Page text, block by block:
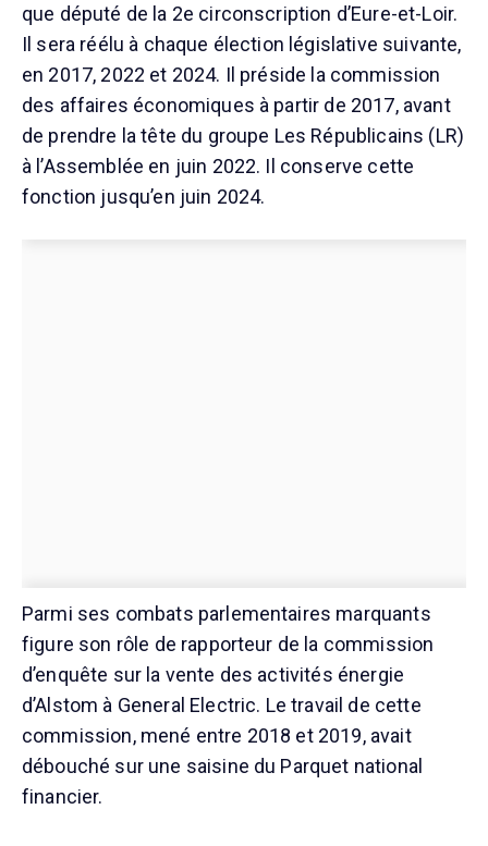
que député de la 2e circonscription d’Eure-et-Loir.
Il sera réélu à chaque élection législative suivante,
en 2017, 2022 et 2024. Il préside la commission
des affaires économiques à partir de 2017, avant
de prendre la tête du groupe Les Républicains (LR)
à l’Assemblée en juin 2022. Il conserve cette
fonction jusqu’en juin 2024.
Parmi ses combats parlementaires marquants
figure son rôle de rapporteur de la commission
d’enquête sur la vente des activités énergie
d’Alstom à General Electric. Le travail de cette
commission, mené entre 2018 et 2019, avait
débouché sur une saisine du Parquet national
financier.